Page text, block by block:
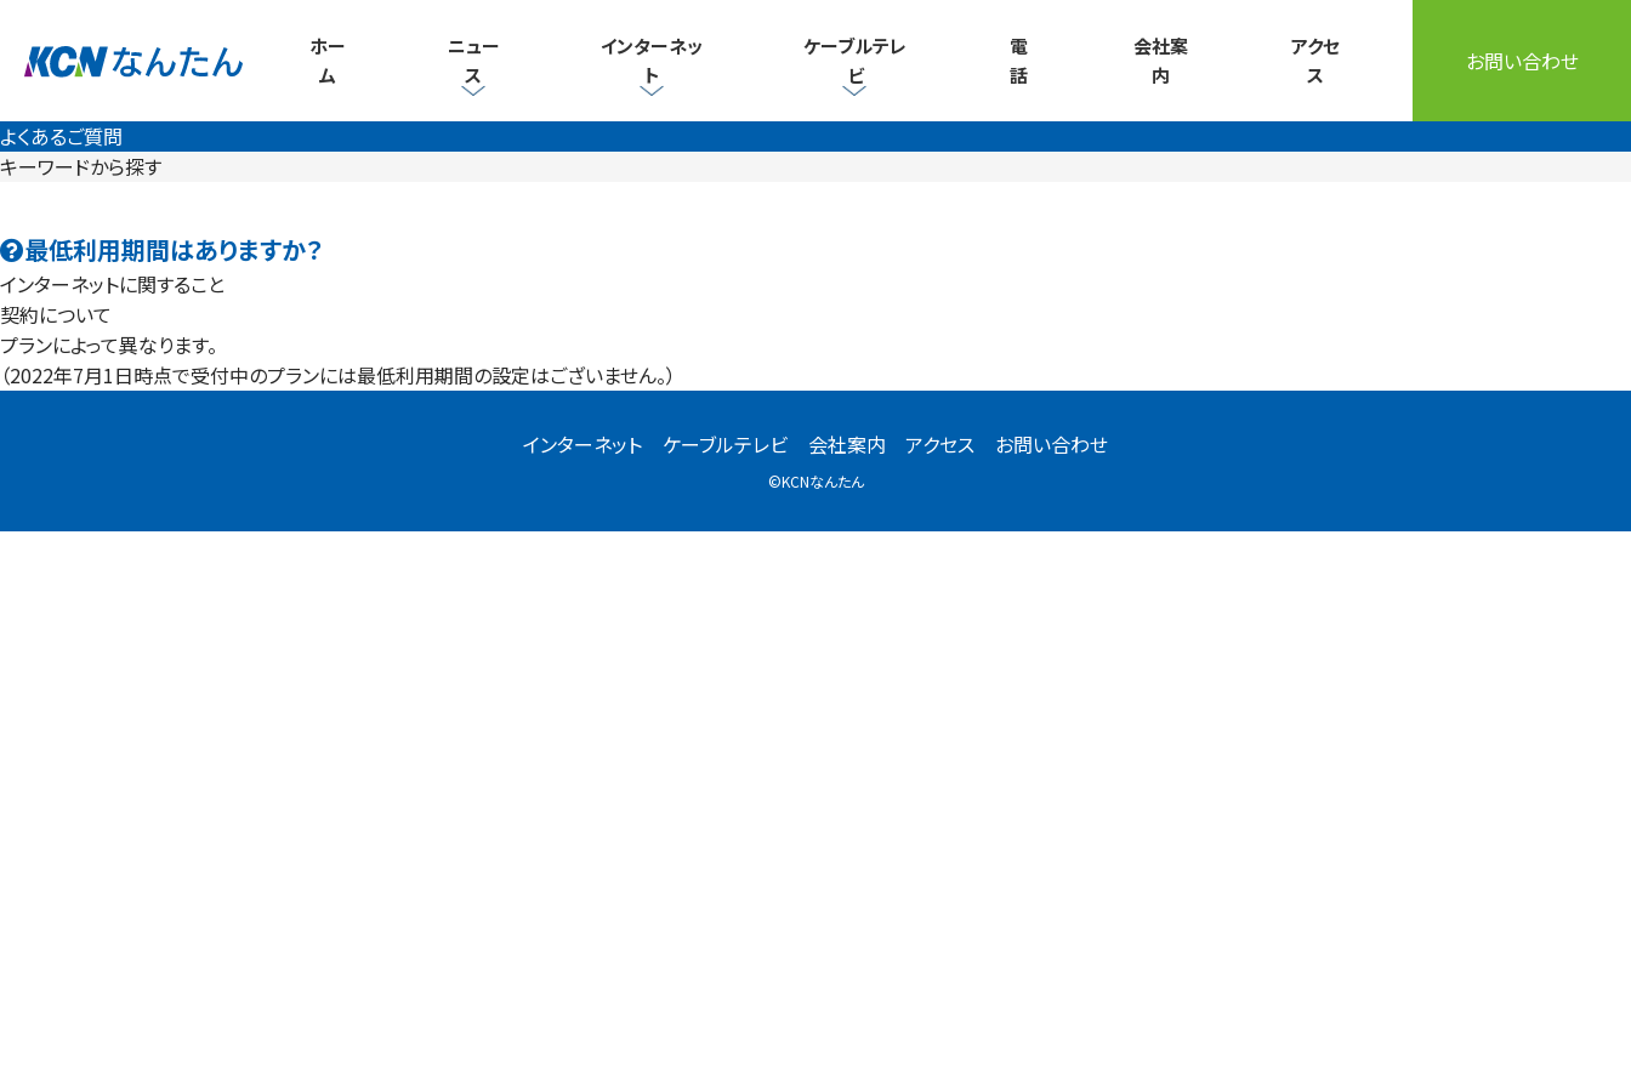
ホー
ム
ニュー
ス
インターネッ
ト
ケーブルテレ
ビ
電
話
会社案
内
アクセ
ス
お問い合わせ
よくあるご質問
キーワードから探す
最低利用期間はありますか？
インターネットに関すること
契約について
プランによって異なります。
（2022年7月1日時点で受付中のプランには最低利用期間の設定はございません。）
インターネット ケーブルテレビ 会社案内 アクセス お問い合わせ
©KCNなんたん